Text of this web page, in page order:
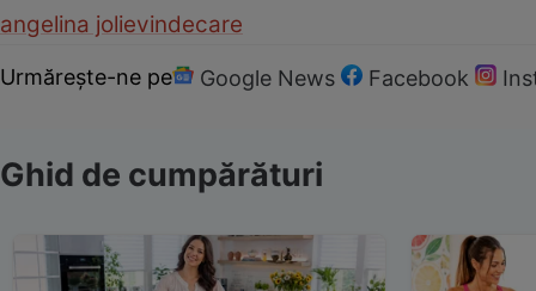
angelina jolievindecare
Urmărește-ne pe Google News Facebook
Ghid de cumpărături